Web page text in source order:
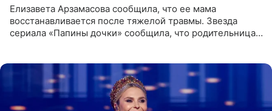
Елизавета Арзамасова сообщила, что ее мама
восстанавливается после тяжелой травмы. Звезда
сериала «Папины дочки» сообщила, что родительница